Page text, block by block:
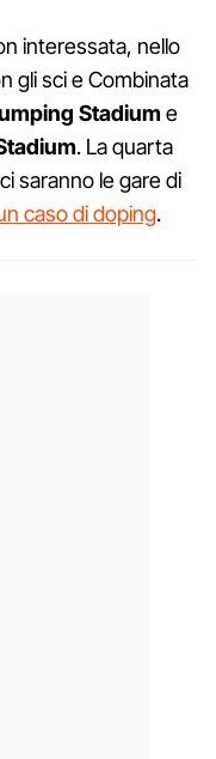
interessata, nello
gli sci e Combinata
Stadium e
. La quarta
saranno le gare di
caso di doping.